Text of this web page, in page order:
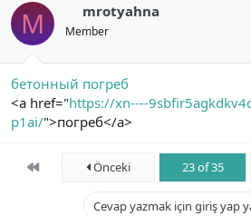
M mrotyahna
Member
бетонный погреб
<a href="https://xn----
p1ai/">погреб</a>
First Önceki 23 of 35
Cevap yazmak için giriş yap